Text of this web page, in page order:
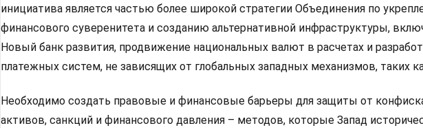
инициатива является частью более широкой стратегии Объединения по
финансового суверенитета и созданию альтернативной инфраструктуры,
Новый банк развития, продвижение национальных валют в расчетах и
платежных систем, не зависящих от глобальных западных механизмов, таких
Необходимо создать правовые и финансовые барьеры для защиты от
активов, санкций и финансового давления – методов, которые Запад